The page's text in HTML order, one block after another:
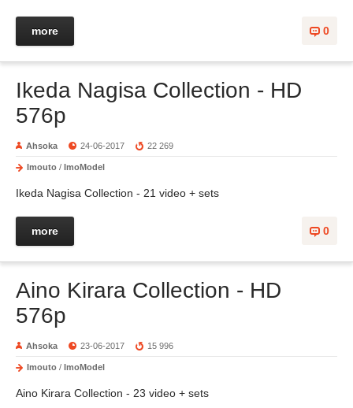
0
more
Ikeda Nagisa Collection - HD
576p
Ahsoka 24-06-2017 22 269
Imouto / ImoModel
Ikeda Nagisa Collection - 21 video + sets
0
more
Aino Kirara Collection - HD
576p
Ahsoka 23-06-2017 15 996
Imouto / ImoModel
Aino Kirara Collection - 23 video + sets